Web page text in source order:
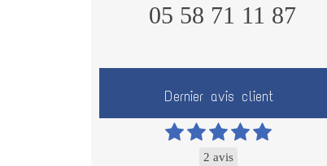
05 58 71 11 87
Dernier avis client
2 avis